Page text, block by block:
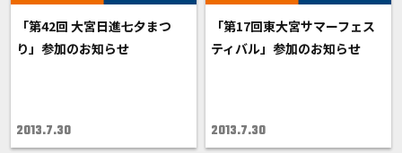
「第42回 大宮日進七夕まつ
り」参加のお知らせ
2013.7.30
「第17回東大宮サマーフェス
ティバル」参加のお知らせ
2013.7.30